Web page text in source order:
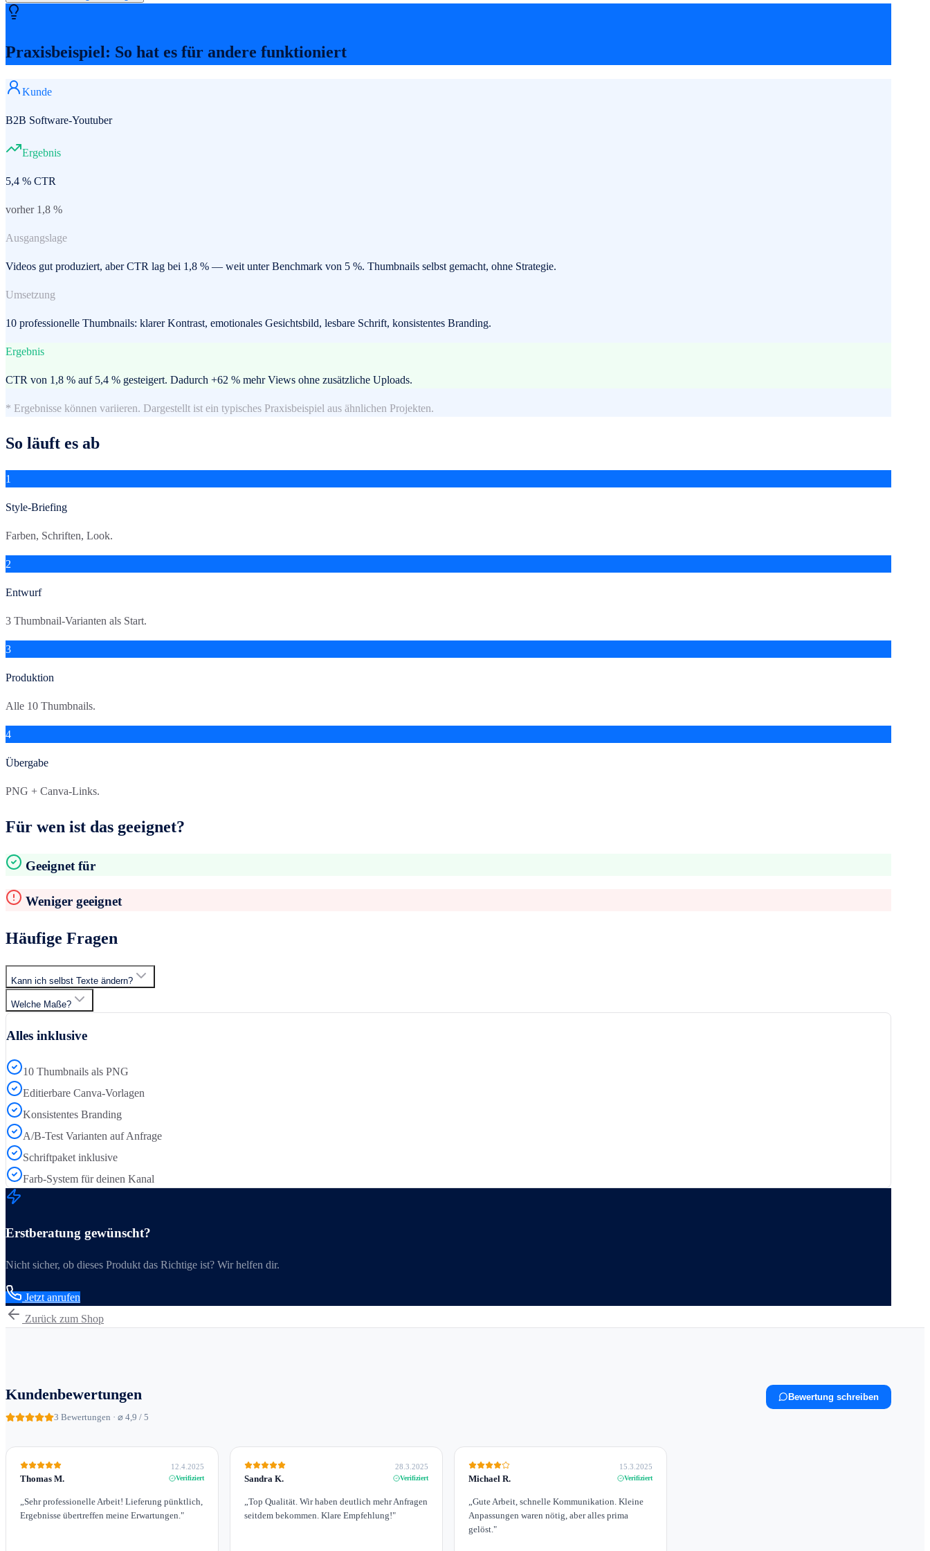
Praxisbeispiel: So hat es für andere funktioniert
Kunde
B2B Software-Youtuber
Ergebnis
5,4 % CTR
vorher 1,8 %
Ausgangslage
Videos gut produziert, aber CTR lag bei 1,8 % — weit unter Benchmark von 5 %. Thumbnails selbst gemacht, ohne Strategie.
Umsetzung
10 professionelle Thumbnails: klarer Kontrast, emotionales Gesichtsbild, lesbare Schrift, konsistentes Branding.
Ergebnis
CTR von 1,8 % auf 5,4 % gesteigert. Dadurch +62 % mehr Views ohne zusätzliche Uploads.
* Ergebnisse können variieren. Dargestellt ist ein typisches Praxisbeispiel aus ähnlichen Projekten.
So läuft es ab
1
Style-Briefing
Farben, Schriften, Look.
2
Entwurf
3 Thumbnail-Varianten als Start.
3
Produktion
Alle 10 Thumbnails.
4
Übergabe
PNG + Canva-Links.
Für wen ist das geeignet?
Geeignet für
Weniger geeignet
Häufige Fragen
Kann ich selbst Texte ändern?
Welche Maße?
Alles inklusive
10 Thumbnails als PNG
Editierbare Canva-Vorlagen
Konsistentes Branding
A/B-Test Varianten auf Anfrage
Schriftpaket inklusive
Farb-System für deinen Kanal
Erstberatung gewünscht?
Nicht sicher, ob dieses Produkt das Richtige ist? Wir helfen dir.
Jetzt anrufen
Zurück zum Shop
Kundenbewertungen
3 Bewertungen · ⌀ 4,9 / 5
Bewertung schreiben
Thomas M.
12.4.2025
Verifiziert
Sehr professionelle Arbeit! Lieferung pünktlich,
Ergebnisse übertreffen meine Erwartungen. "
Sandra K.
28.3.2025
Verifiziert
Top Qualität. Wir haben deutlich mehr Anfragen
seitdem bekommen. Klare Empfehlung!"
Michael R.
15.3.2025
Verifiziert
Gute Arbeit, schnelle Kommunikation. Kleine
Anpassungen waren nötig, aber alles prima
gelöst. "